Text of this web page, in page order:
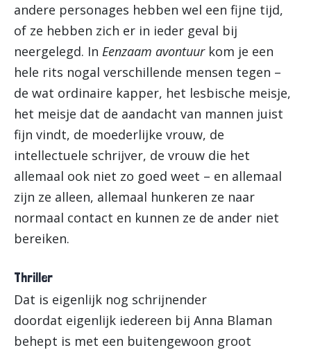
andere personages hebben wel een fijne tijd,
of ze hebben zich er in ieder geval bij
neergelegd. In Eenzaam avontuurkom je een
hele rits nogal verschillende mensen tegen –
de wat ordinaire kapper, het lesbische meisje,
het meisje dat de aandacht van mannen juist
fijn vindt, de moederlijke vrouw, de
intellectuele schrijver, de vrouw die het
allemaal ook niet zo goed weet – en allemaal
zijn ze alleen, allemaal hunkeren ze naar
normaal contact en kunnen ze de ander niet
bereiken.
Thriller
Dat is eigenlijk nog schrijnender
doordat eigenlijk iedereen bij Anna Blaman
behept is met een buitengewoon groot